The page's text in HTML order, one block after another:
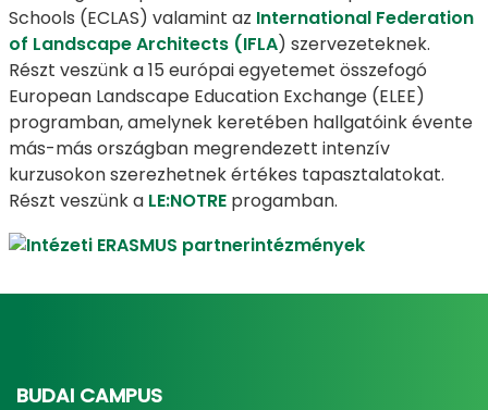
Schools (ECLAS) valamint az International Federation
of Landscape Architects (IFLA) szervezeteknek.
Részt veszünk a 15 európai egyetemet összefogó
European Landscape Education Exchange (ELEE)
programban, amelynek keretében hallgatóink évente
más-más országban megrendezett intenzív
kurzusokon szerezhetnek értékes tapasztalatokat.
Részt veszünk a LE:NOTRE progamban.
BUDAI CAMPUS